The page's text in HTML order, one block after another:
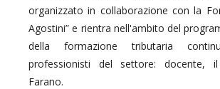
organizzato in collaborazione con la
Agostini” e rientra nell'ambito del
della formazione tributaria
professionisti del settore: docente,
Farano.